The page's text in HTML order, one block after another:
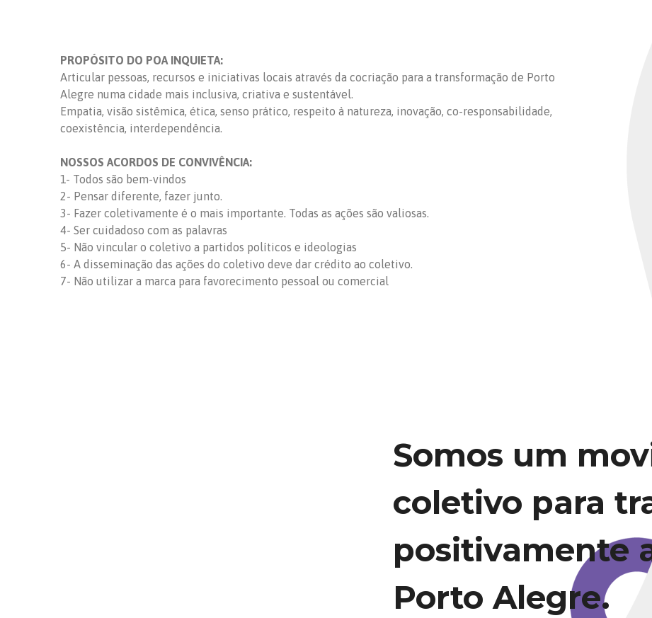
PROPÓSITO DO POA INQUIETA:
Articular pessoas, recursos e iniciativas locais através da cocriação para a transformação de Porto
Alegre numa cidade mais inclusiva, criativa e sustentável.
Empatia, visão sistêmica, ética, senso prático, respeito à natureza, inovação, co-responsabilidade,
coexistência, interdependência.
NOSSOS ACORDOS DE CONVIVÊNCIA:
1- Todos são bem-vindos
2- Pensar diferente, fazer junto.
3- Fazer coletivamente é o mais importante. Todas as ações são valiosas.
4- Ser cuidadoso com as palavras
5- Não vincular o coletivo a partidos políticos e ideologias
6- A disseminação das ações do coletivo deve dar crédito ao coletivo.
7- Não utilizar a marca para favorecimento pessoal ou comercial
Somos um
coletivo para
positivamente
Porto Alegre.